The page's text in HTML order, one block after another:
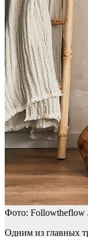
Фото: Followtheflow
Одним из главных